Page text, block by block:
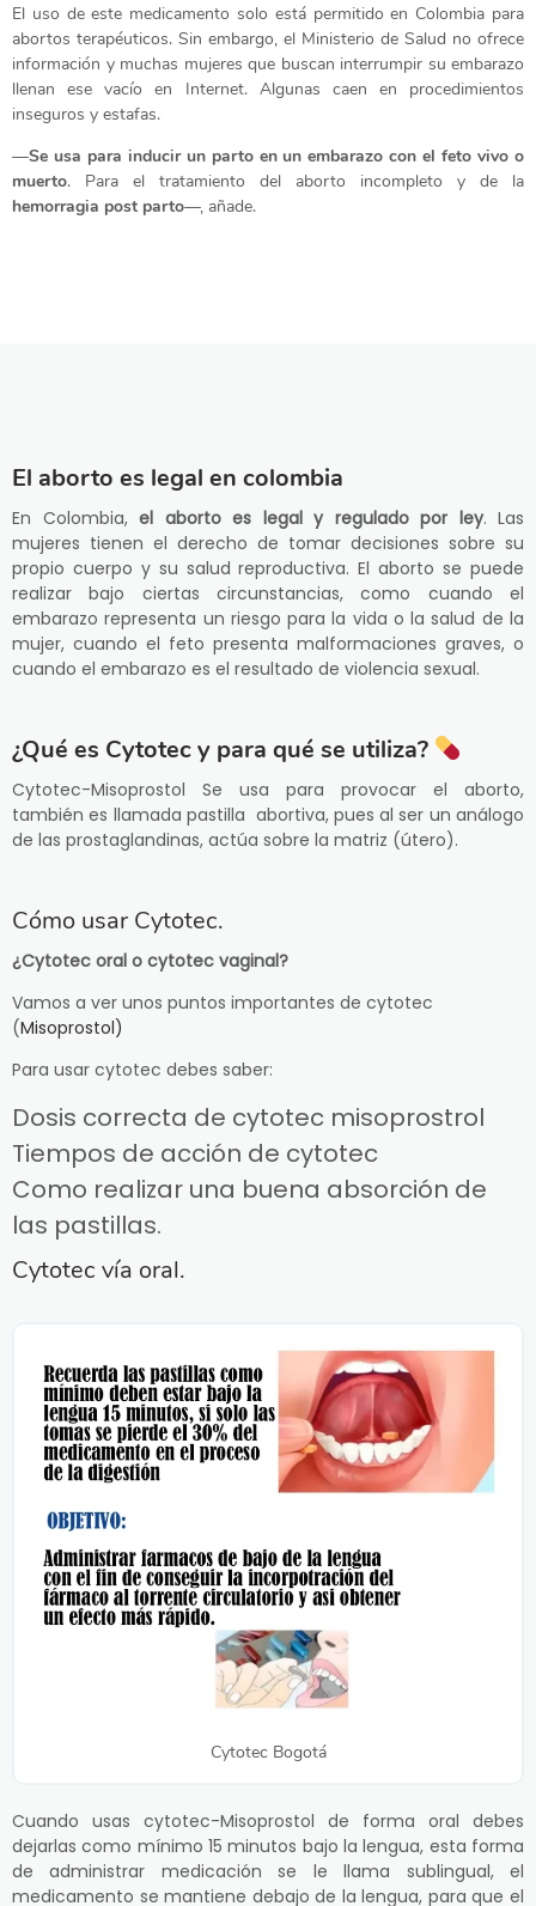
El uso de este medicamento solo está permitido en Colombia para
abortos terapéuticos. Sin embargo, el Ministerio de Salud no ofrece
información y muchas mujeres que buscan interrumpir su embarazo
llenan ese vacío en Internet. Algunas caen en procedimientos
inseguros y estafas.
—Se usa para inducir un parto en un embarazo con el feto vivo o
muerto. Para el tratamiento del aborto incompleto y de la
hemorragia post parto—, añade.
El aborto es legal en colombia
En Colombia, el aborto es legal y regulado por ley. Las
mujeres tienen el derecho de tomar decisiones sobre su
propio cuerpo y su salud reproductiva. El aborto se puede
realizar bajo ciertas circunstancias, como cuando el
embarazo representa un riesgo para la vida o la salud de la
mujer, cuando el feto presenta malformaciones graves, o
cuando el embarazo es el resultado de violencia sexual.
¿Qué es Cytotec y para qué se utiliza?
Cytotec-Misoprostol Se usa para provocar el aborto,
también es llamada pastilla abortiva, pues al ser un análogo
de las prostaglandinas, actúa sobre la matriz (útero).
Cómo usar Cytotec.
¿Cytotec oral o cytotec vaginal?
Vamos a ver unos puntos importantes de cytotec
(Misoprostol)
Para usar cytotec debes saber:
Dosis correcta de cytotec misoprostrol
Tiempos de acción de cytotec
Como realizar una buena absorción de
las pastillas.
Cytotec vía oral.
Cytotec Bogotá
Cuando usas cytotec-Misoprostol de forma oral debes
dejarlas como mínimo 15 minutos bajo la lengua, esta forma
de administrar medicación se le llama sublingual, el
medicamento se mantiene debajo de la lengua, para que el